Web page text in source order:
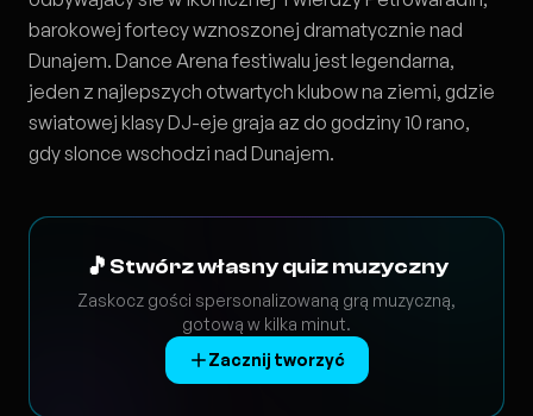
barokowej fortecy wznoszonej dramatycznie nad
Dunajem. Dance Arena festiwalu jest legendarna,
jeden z najlepszych otwartych klubow na ziemi, gdzie
swiatowej klasy DJ-eje graja az do godziny 10 rano,
gdy slonce wschodzi nad Dunajem.
🎵 Stwórz własny quiz muzyczny
Zaskocz gości spersonalizowaną grą muzyczną,
gotową w kilka minut.
Zacznij tworzyć